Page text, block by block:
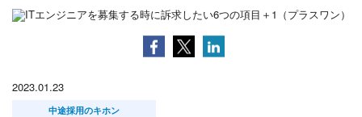
2023.01.23
中途採用のキホン